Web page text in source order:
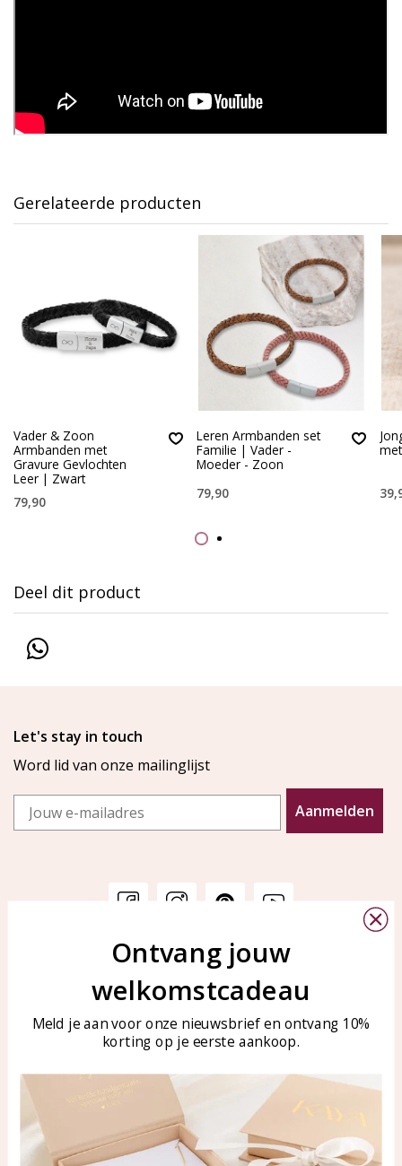
Gerelateerde producten
Vader & Zoon
Armbanden met
Gravure Gevlochten
Leer | Zwart
79,90
Leren Armbanden set
Familie | Vader -
Moeder - Zoon
79,90
Deel dit product
Let's stay in touch
Word lid van onze mailinglijst
Email
Aanmelden
Veelgestelde vragen
Sieraden onderhouden
KAYA Sieraden
Bellen of WhatsApp Ma-Vr
tussen 09:00-17:00
Tel: 0850003187
WhatsApp: 0850003187
klantenservice@kayasierade
Ontvang jouw
welkomstcadeau
Meld je aan voor onze nieuwsbrief en ontvang 10%
korting op je eerste aankoop.